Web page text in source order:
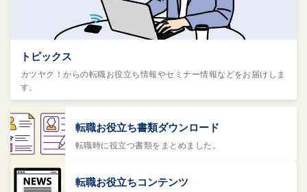
トピックス
カツヤク！からの転職お役立ち情報やセミナー情報などをお届けしま
す。
転職お役立ち書類ダウンロード
転職時に役立つ書類をまとめました。
転職お役立ちコンテンツ